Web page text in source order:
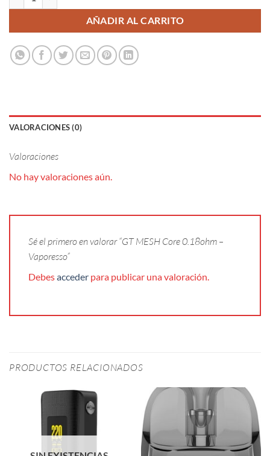
AÑADIR AL CARRITO
VALORACIONES (0)
Valoraciones
No hay valoraciones aún.
Sé el primero en valorar “GT MESH Core 0.18ohm –
Vaporesso”
Debesacceder para publicar una valoración.
PRODUCTOS RELACIONADOS